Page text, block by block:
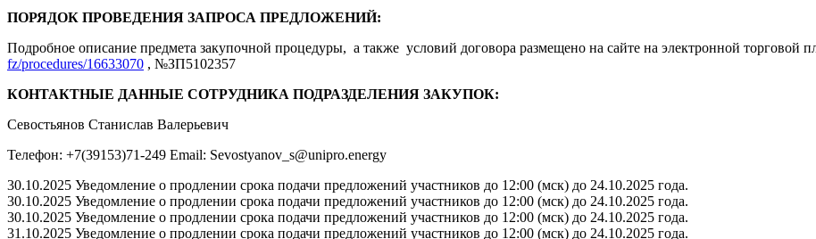
ПОРЯДОК ПРОВЕДЕНИЯ ЗАПРОСА ПРЕДЛОЖЕНИЙ:
Подробное описание предмета закупочной процедуры, а также условий договора размещено на сайте на электронной торговой
fz/procedures/16633070 , №ЗП5102357
КОНТАКТНЫЕ ДАННЫЕ СОТРУДНИКА ПОДРАЗДЕЛЕНИЯ ЗАКУПОК:
Севостьянов Станислав Валерьевич
Телефон: +7(39153)71-249 Email: Sevostyanov_s@unipro.energy
30.10.2025 Уведомление о продлении срока подачи предложений участников до 12:00 (мск) до 24.10.2025 года.
30.10.2025 Уведомление о продлении срока подачи предложений участников до 12:00 (мск) до 24.10.2025 года.
30.10.2025 Уведомление о продлении срока подачи предложений участников до 12:00 (мск) до 24.10.2025 года.
31.10.2025 Уведомление о продлении срока подачи предложений участников до 12:00 (мск) до 24.10.2025 года.